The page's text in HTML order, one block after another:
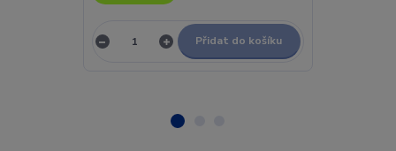
Přidat do košíku